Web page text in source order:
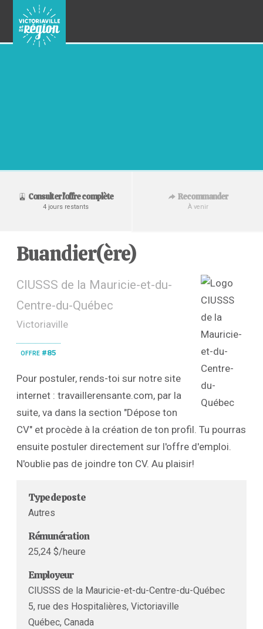
Consulter l'offre complète
4 jours restants
Recommander
À venir
Buandier(ère)
CIUSSS de la Mauricie-et-du-
Centre-du-Québec
Victoriaville
offre #85
Pour postuler, rends-toi sur notre site
internet : travaillerensante.com, par la
suite, va dans la section "Dépose ton
CV" et procède à la création de ton profil. Tu pourras
ensuite postuler directement sur l'offre d'emploi.
N'oublie pas de joindre ton CV. Au plaisir!
Type de poste
Autres
Rémunération
25,24 $/heure
Employeur
CIUSSS de la Mauricie-et-du-Centre-du-Québec
5, rue des Hospitalières, Victoriaville
Québec, Canada